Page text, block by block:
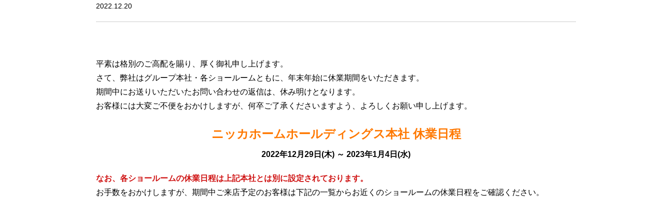
2022.12.20
平素は格別のご高配を賜り、厚く御礼申し上げます。
さて、弊社はグループ本社・各ショールームともに、年末年始に休業期間をいただきます。
期間中にお送りいただいたお問い合わせの返信は、休み明けとなります。
お客様には大変ご不便をおかけしますが、何卒ご了承くださいますよう、よろしくお願い申し上げます。
ニッカホームホールディングス本社 休業日程
2022年12月29日(木) ～ 2023年1月4日(水)
なお、各ショールームの休業日程は上記本社とは別に設定されております。
お手数をおかけしますが、期間中ご来店予定のお客様は下記の一覧からお近くのショールームの休業日程をご確認ください。